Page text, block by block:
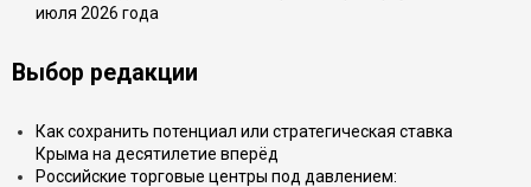
июля 2026 года
Выбор редакции
Как сохранить потенциал или стратегическая ставка
Крыма на десятилетие вперёд
Российские торговые центры под давлением: